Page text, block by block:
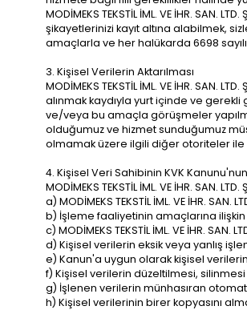
MODİMEKS TEKSTİL İML. VE İHR.
şikayetlerinizi kayıt altına alabilmek,
amaçlarla ve her halükarda 6698
3. Kişisel Verilerin Aktarılması
MODİMEKS TEKSTİL İML. VE İHR.
alınmak kaydıyla yurt içinde ve gerekli
ve/veya bu amaçla görüşmeler
olduğumuz ve hizmet sunduğumuz
olmamak üzere ilgili diğer otoriteler
4. Kişisel Veri Sahibinin KVK
MODİMEKS TEKSTİL İML. VE İHR. SAN.
a) MODİMEKS TEKSTİL İML. VE İHR.
b) İşleme faaliyetinin amaçlarına
c) MODİMEKS TEKSTİL İML. VE İHR.
d) Kişisel verilerin eksik veya yanlış
e) Kanun'a uygun olarak kişisel
f) Kişisel verilerin düzeltilmesi,
g) İşlenen verilerin münhasıran
h) Kişisel verilerinin birer kopyasını